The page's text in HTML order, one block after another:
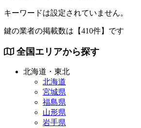
キーワードは設定されていません。
鍵の業者の掲載数は 【410件】 です
全国エリアから探す
北海道・東北
北海道
宮城県
福島県
山形県
岩手県